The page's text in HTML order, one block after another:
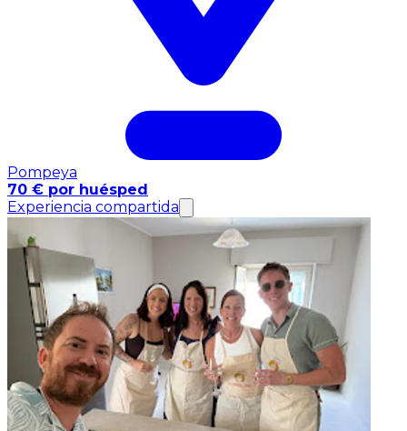
Pompeya
70 € por huésped
Experiencia compartida